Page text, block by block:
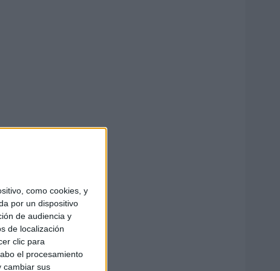
como cookies, y
por un dispositivo
de audiencia y
de localización
clic para
el procesamiento
cambiar sus